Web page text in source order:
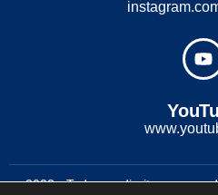
2022 - Todos os direitos